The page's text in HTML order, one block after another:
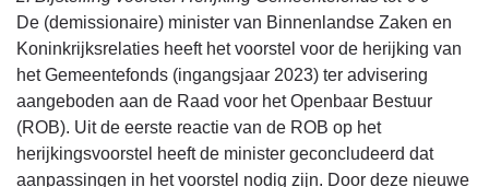
De (demissionaire) minister van Binnenlandse Zaken en
Koninkrijksrelaties heeft het voorstel voor de herijking van
het Gemeentefonds (ingangsjaar 2023) ter advisering
aangeboden aan de Raad voor het Openbaar Bestuur
(ROB). Uit de eerste reactie van de ROB op het
herijkingsvoorstel heeft de minister geconcludeerd dat
aanpassingen in het voorstel nodig zijn. Door deze nieuwe